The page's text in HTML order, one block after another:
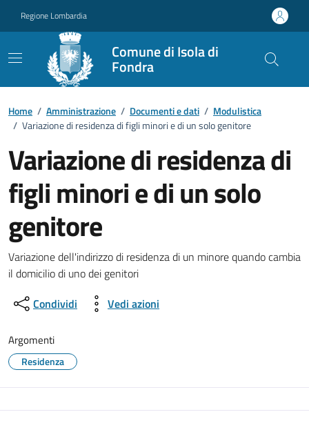
Regione Lombardia
Comune di Isola di
Fondra
Dettagli del documento
Home / Amministrazione / Documenti e dati / Modulistica
/ Variazione di residenza di figli minori e di un solo genitore
Variazione di residenza di
figli minori e di un solo
genitore
Variazione dell'indirizzo di residenza di un minore quando cambia
il domicilio di uno dei genitori
Condividi
Vedi azioni
Argomenti
Residenza